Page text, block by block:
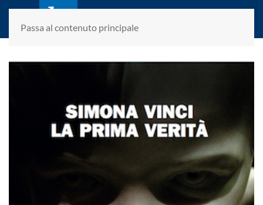
Passa al contenuto principale
laletteraturaenoi.it
fondato da Romano Luperini